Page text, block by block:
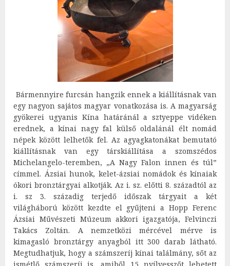
Bármennyire furcsán hangzik ennek a kiállításnak van
egy nagyon sajátos magyar vonatkozása is. A magyarság
gyökerei ugyanis Kína határánál a sztyeppe vidéken
erednek, a kínai nagy fal külső oldalánál élt nomád
népek között lelhetők fel. Az agyagkatonákat bemutató
kiállításnak van egy társkiállítása a szomszédos
Michelangelo-teremben, „A Nagy Falon innen és túl”
címmel. Ázsiai hunok, kelet-ázsiai nomádok és kínaiak
ókori bronztárgyai alkotják. Az i. sz. előtti 8. századtól az
i. sz 3. századig terjedő időszak tárgyait a két
világháború között kezdte el gyűjteni a Hopp Ferenc
Ázsiai Művészeti Múzeum akkori igazgatója, Felvinczi
Takács Zoltán. A nemzetközi mércével mérve is
kimagasló bronztárgy anyagból itt 300 darab látható.
Megtudhatjuk, hogy a számszeríj kínai találmány, sőt az